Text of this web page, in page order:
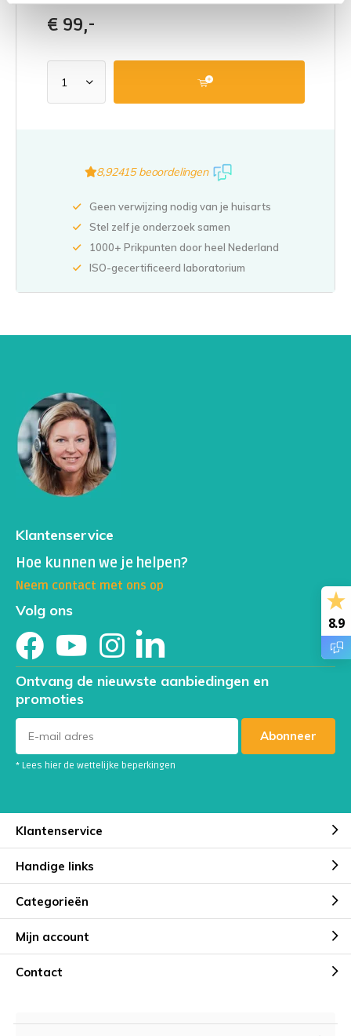
€ 99,-
8,92415 beoordelingen
Geen verwijzing nodig van je huisarts
Stel zelf je onderzoek samen
1000+ Prikpunten door heel Nederland
ISO-gecertificeerd laboratorium
Klantenservice
Hoe kunnen we je helpen?
Neem contact met ons op
Volg ons
Ontvang de nieuwste aanbiedingen en
promoties
Abonneer
* Lees hier de wettelijke beperkingen
Klantenservice
Handige links
Categorieën
Mijn account
Contact
8.9